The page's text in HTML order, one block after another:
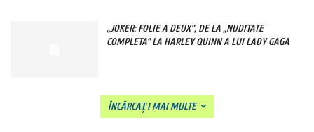
„JOKER: FOLIE A DEUX”, DE LA „NUDITATE
COMPLETA” LA HARLEY QUINN A LUI LADY GAGA
ÎNCĂRCAȚI MAI MULTE